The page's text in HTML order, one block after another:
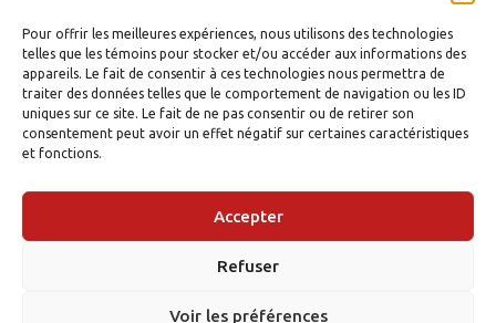
Pour offrir les meilleures expériences, nous utilisons des technologies
telles que les témoins pour stocker et/ou accéder aux informations des
appareils. Le fait de consentir à ces technologies nous permettra de
traiter des données telles que le comportement de navigation ou les ID
uniques sur ce site. Le fait de ne pas consentir ou de retirer son
consentement peut avoir un effet négatif sur certaines caractéristiques
et fonctions.
Accepter
Refuser
Voir les préférences
INSTAGRAM